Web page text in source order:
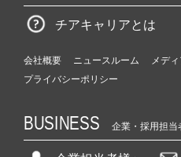
チアキャリアとは
会社概要 ニュースルーム
メデ
プライバシーポリシー
BUSINESS 企業・採用担当